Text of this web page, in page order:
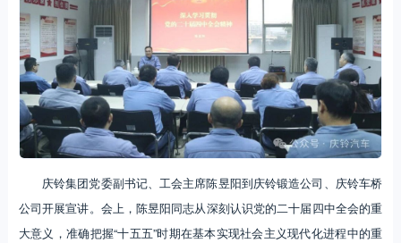
庆铃集团党委副书记、工会主席陈昱阳到庆铃锻造公司、庆铃车桥
公司开展宣讲。会上，陈昱阳同志从深刻认识党的二十届四中全会的重
大意义，准确把握“十五五”时期在基本实现社会主义现代化进程中的重